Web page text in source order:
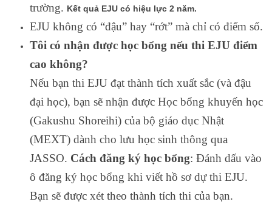
trường. Kết quả EJU có hiệu lực 2 năm.
EJU không có “đậu” hay “rớt” mà chỉ có điểm số.
Tôi có nhận được học bổng nếu thi EJU điểm
cao không?
Nếu bạn thi EJU đạt thành tích xuất sắc (và đậu
đại học), bạn sẽ nhận được Học bổng khuyến học
(Gakushu Shoreihi) của bộ giáo dục Nhật
(MEXT) dành cho lưu học sinh thông qua
JASSO. Cách đăng ký học bổng: Đánh dấu vào
ô đăng ký học bổng khi viết hồ sơ dự thi EJU.
Bạn sẽ được xét theo thành tích thi của bạn.